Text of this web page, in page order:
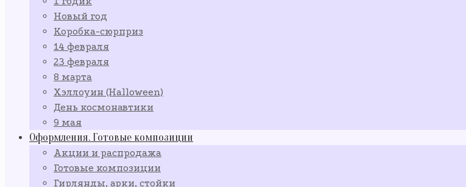
Новый год
Коробка-сюрприз
14 февраля
23 февраля
8 марта
Хэллоуин (Halloween)
День космонавтики
9 мая
Оформления. Готовые композиции
Акции и распродажа
Готовые композиции
Гирлянды, арки, стойки